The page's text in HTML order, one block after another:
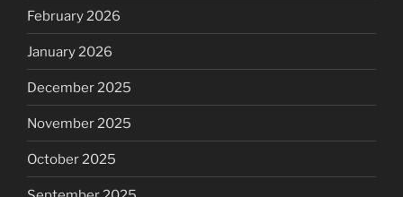
February 2026
January 2026
December 2025
November 2025
October 2025